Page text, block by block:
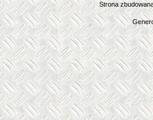
Strona